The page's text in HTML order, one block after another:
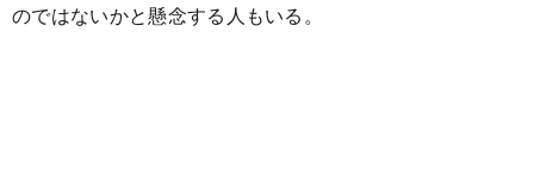
のではないかと懸念する人もいる。